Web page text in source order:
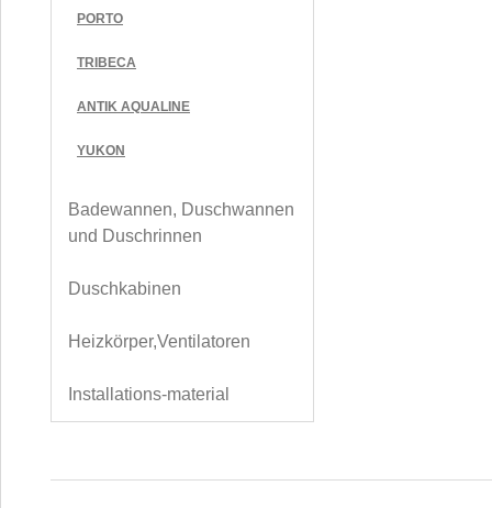
PORTO
TRIBECA
ANTIK AQUALINE
YUKON
Badewannen, Duschwannen
und Duschrinnen
Duschkabinen
Heizkörper,Ventilatoren
Installations-material